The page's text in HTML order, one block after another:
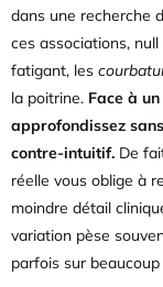
dans une recherche
ces associations,
fatigant, les
la poitrine. Face à
approfondissez
contre-intuitif. De
réelle vous oblige à
moindre détail
variation pèse
parfois sur